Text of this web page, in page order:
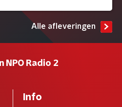
Alle afleveringen
NPO Radio 2
Info